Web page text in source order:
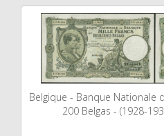
Belgique - Banque Nationale
200 Belgas - (1928-